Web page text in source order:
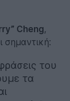
Cheng,
σημαντική:
του
τα